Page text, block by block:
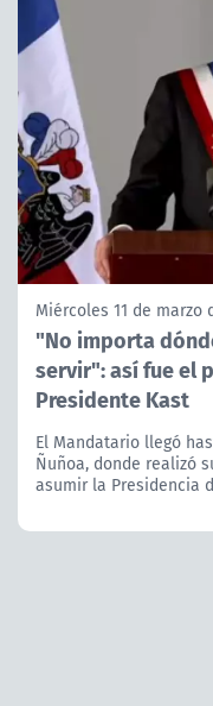
Miércoles 11 de marzo
"No importa
servir": así fue el
Presidente Kast
El Mandatario llegó
Ñuñoa, donde realizó
asumir la Presidencia